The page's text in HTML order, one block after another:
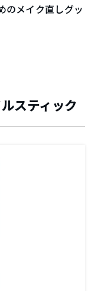
のメイク直しグッ
スティック